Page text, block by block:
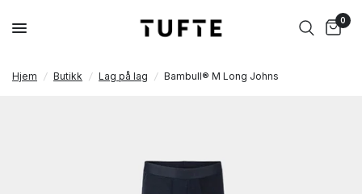
0
Hjem / Butikk / Lag på lag / Bambull® M Long Johns